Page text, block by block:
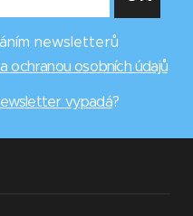
newsletterů
ochranou osobních údajů
vypadá?